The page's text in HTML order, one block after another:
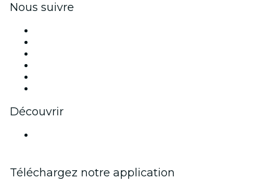
Nous suivre
Découvrir
Téléchargez notre application